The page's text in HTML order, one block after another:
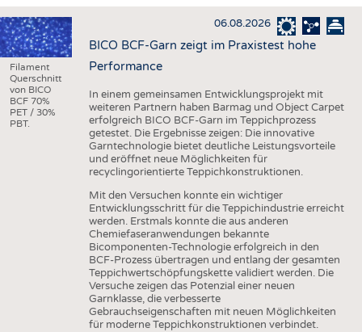
HAUS- UND HEIMTEXTILIEN
BEKLEIDUNG
TESTS
BUSINESS
UNTERNEHMEN
AUSSCHREIBUNGEN
DTV AUSSCHREIBUNGSDIENST
STATISTICS
ADRESSEN & LINKS
PUBLIKATIONEN
BRANCHENTERMINE
Filament
Querschnitt
von BICO
BCF 70%
PET / 30%
PBT.
06.08.2026
BICO BCF-Garn zeigt im Praxistest hohe
Performance
In einem gemeinsamen Entwicklungsprojekt mit
weiteren Partnern haben Barmag und Object Carpet
erfolgreich BICO BCF-Garn im Teppichprozess
getestet. Die Ergebnisse zeigen: Die innovative
Garntechnologie bietet deutliche Leistungsvorteile
und eröffnet neue Möglichkeiten für
recyclingorientierte Teppichkonstruktionen.
Mit den Versuchen konnte ein wichtiger
Entwicklungsschritt für die Teppichindustrie erreicht
werden. Erstmals konnte die aus anderen
Chemiefaseranwendungen bekannte
Bicomponenten-Technologie erfolgreich in den
BCF-Prozess übertragen und entlang der gesamten
Teppichwertschöpfungskette validiert werden. Die
Versuche zeigen das Potenzial einer neuen
Garnklasse, die verbesserte
Gebrauchseigenschaften mit neuen Möglichkeiten
für moderne Teppichkonstruktionen verbindet.